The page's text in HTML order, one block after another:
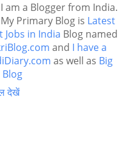
I am a Blogger from India.
My Primary Blog is Latest
Jobs in India Blog named
and I have a
as well as Big
Blog
देखें